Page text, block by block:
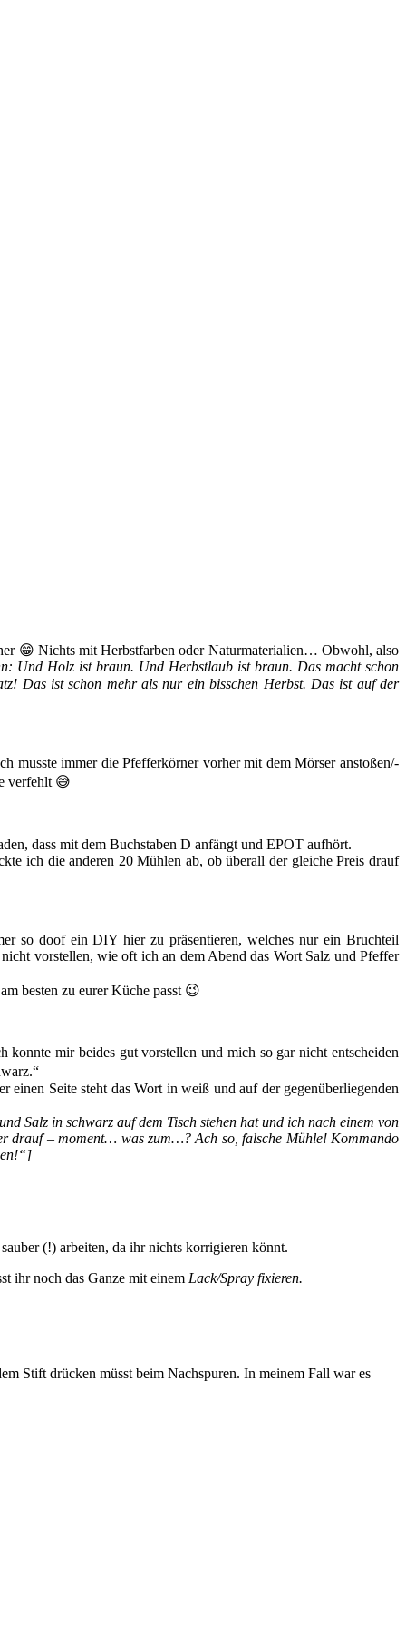
😁 Nichts mit Herbstfarben oder Naturmaterialien… Obwohl, also
Und Holz ist braun. Und Herbstlaub ist braun. Das macht schon
Das ist schon mehr als nur ein bisschen Herbst. Das ist auf der
musste immer die Pfefferkörner vorher mit dem Mörser anstoßen/-
verfehlt 😅
dass mit dem Buchstaben D anfängt und EPOT aufhört.
ich die anderen 20 Mühlen ab, ob überall der gleiche Preis drauf
so doof ein DIY hier zu präsentieren, welches nur ein Bruchteil
vorstellen, wie oft ich an dem Abend das Wort Salz und Pfeffer
besten zu eurer Küche passt 😉
konnte mir beides gut vorstellen und mich so gar nicht entscheiden
Seite steht das Wort in weiß und auf der gegenüberliegenden
Salz in schwarz auf dem Tisch stehen hat und ich nach einem von
drauf – moment… was zum…? Ach so, falsche Mühle! Kommando
(!) arbeiten, da ihr nichts korrigieren könnt.
ihr noch das Ganze mit einem Lack/Spray fixieren.
Stift drücken müsst beim Nachspuren. In meinem Fall war es